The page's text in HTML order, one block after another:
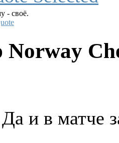
- своё.
Norway
Да и в матче